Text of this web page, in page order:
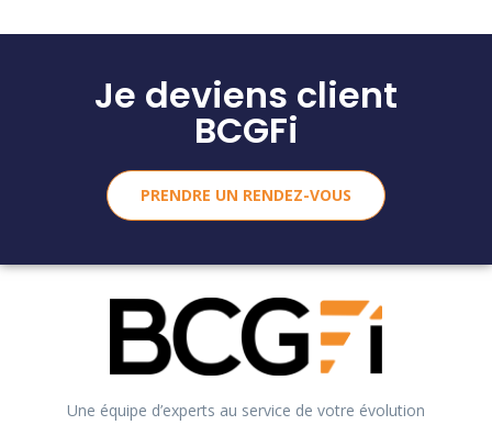
Je deviens client
BCGFi
PRENDRE UN RENDEZ-VOUS
Une équipe d’experts au service de votre évolution